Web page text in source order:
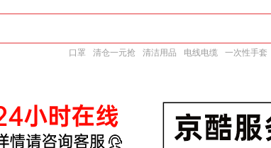
口罩 清仓一元抢 清洁用品 电线电缆 一次性手套